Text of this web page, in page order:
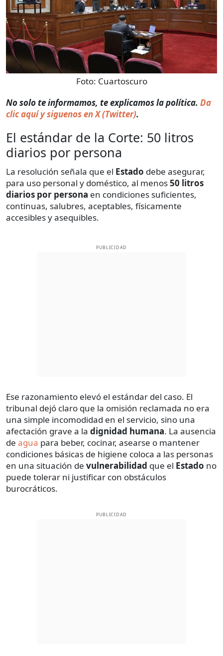
Foto: Cuartoscuro
​​No solo te informamos, te explicamos la política. Da
clic aquí y siguenos en X (Twitter).
El estándar de la Corte: 50 litros
diarios por persona
La resolución señala que el Estado debe asegurar,
para uso personal y doméstico, al menos50 litros
diarios por persona en condiciones suficientes,
continuas, salubres, aceptables, físicamente
accesibles y asequibles.
PUBLICIDAD
Ese razonamiento elevó el estándar del caso. El
tribunal dejó claro que la omisión reclamada no era
una simple incomodidad en el servicio, sino una
afectación grave a la dignidad humana. La ausencia
de agua para beber, cocinar, asearse o mantener
condiciones básicas de higiene coloca a las personas
en una situación de vulnerabilidad que el Estado no
puede tolerar ni justificar con obstáculos
burocráticos.
PUBLICIDAD